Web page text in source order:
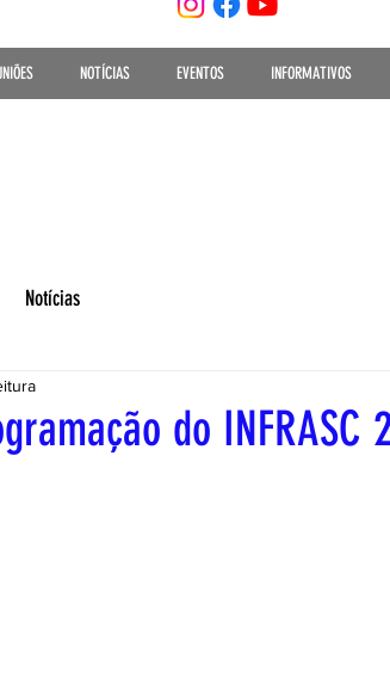
NOTÍCIAS EVENTOS INFORMATIVOS
Notícias
do INFRASC